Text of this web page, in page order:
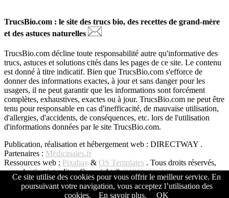
TrucsBio.com : le site des trucs bio, des recettes de grand-mère
et des astuces naturelles
TrucsBio.com décline toute responsabilité autre qu'informative des
trucs, astuces et solutions cités dans les pages de ce site. Le contenu
est donné à titre indicatif. Bien que TrucsBio.com s'efforce de
donner des informations exactes, à jour et sans danger pour les
usagers, il ne peut garantir que les informations sont forcément
complètes, exhaustives, exactes ou à jour. TrucsBio.com ne peut être
tenu pour responsable en cas d'inefficacité, de mauvaise utilisation,
d'allergies, d'accidents, de conséquences, etc. lors de l'utilisation
d'informations données par le site TrucsBio.com.
Publication, réalisation et hébergement web : DIRECTWAY .
Partenaires : Medicinales.fr
Ressources web : Pixabay & OS Templates . Tous droits réservés,
reproduction interdite - Copyright ©DIRECTWAY
Copyright © All Rights Reserved -DIRECTWAY
Ce site utilise des cookies pour vous offrir le meilleur service. En
poursuivant votre navigation, vous acceptez l’utilisation des
cookies.
En savoir plus. OK